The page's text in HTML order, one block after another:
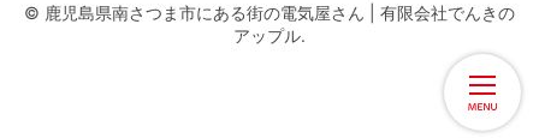
© 鹿児島県南さつま市にある街の電気屋さん | 有限会社でんきの
アップル.